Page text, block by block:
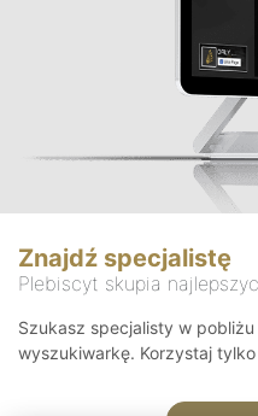
Znajdź specjalistę
Plebiscyt skupia
Szukasz specjalisty w
wyszukiwarkę. Korzystaj tylko